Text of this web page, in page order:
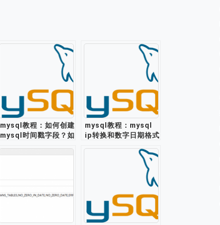
mysql教程：如何创建
mysql时间戳字段？如
mysql教程：mysql
ip转换和数字日期格式